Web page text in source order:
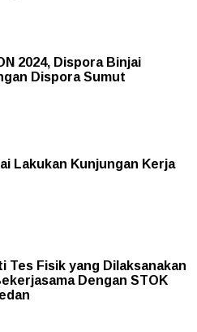
2024, Dispora Binjai
Dispora Sumut
Lakukan Kunjungan Kerja
Tes Fisik yang Dilaksanakan
Dengan STOK